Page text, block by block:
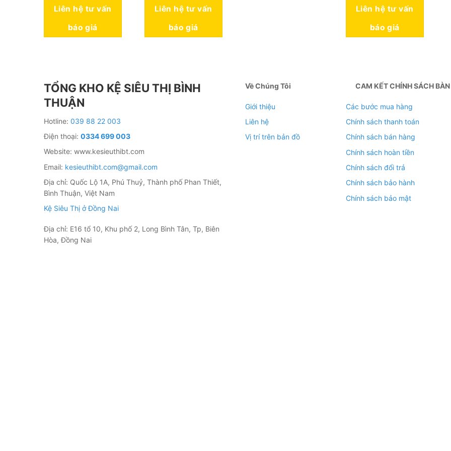
Liên hệ tư vấn
báo giá
Liên hệ tư vấn
báo giá
Liên hệ tư vấn
báo giá
TỔNG KHO KỆ SIÊU THỊ BÌNH
THUẬN
Hotline: 039 88 22 003
Điện thoại: 0334 699 003
Website: www.kesieuthibt.com
Email: kesieuthibt.com@gmail.com
Địa chỉ: Quốc Lộ 1A, Phú Thuỷ, Thành phố Phan Thiết,
Bình Thuận, Việt Nam
Kệ Siêu Thị ở Đồng Nai
Địa chỉ: E16 tổ 10, Khu phố 2, Long Bình Tân, Tp, Biên
Hòa, Đồng Nai
Về Chúng Tôi
Giới thiệu
Liên hệ
Vị trí trên bản đồ
CAM KẾT CHÍNH SÁCH
Các bước mua hàng
Chính sách thanh toán
Chính sách bán hàng
Chính sách hoàn tiền
Chính sách đổi trả
Chính sách bảo hành
Chính sách bảo mật